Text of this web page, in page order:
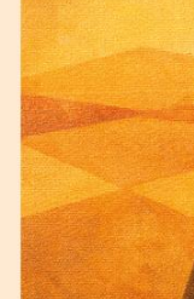
Lewis Carroll
De klopjacht op de sneer
17,50
BESTEL